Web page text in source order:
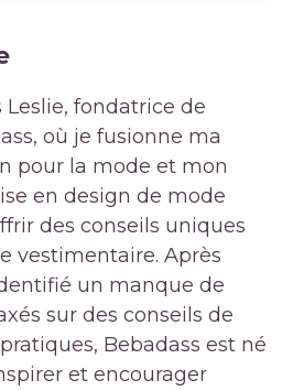
Leslie, fondatrice de
où je fusionne ma
pour la mode et mon
en design de mode
des conseils uniques
vestimentaire. Après
un manque de
sur des conseils de
Bebadass est né
et encourager